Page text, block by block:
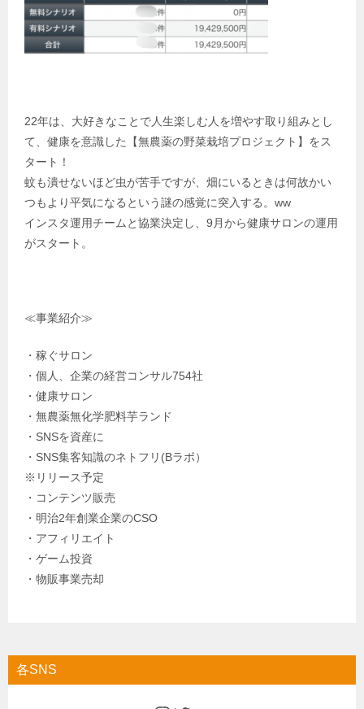
22年は、大好きなことで人生楽しむ人を増やす取り組みとし
て、健康を意識した【無農薬の野菜栽培プロジェクト】をス
タート！
蚊も潰せないほど虫が苦手ですが、畑にいるときは何故かい
つもより平気になるという謎の感覚に突入する。ww
インスタ運用チームと協業決定し、9月から健康サロンの運用
がスタート。
≪事業紹介≫
・稼ぐサロン
・個人、企業の経営コンサル754社
・健康サロン
・無農薬無化学肥料芋ランド
・SNSを資産に
・SNS集客知識のネトフリ(Bラボ）
※リリース予定
・コンテンツ販売
・明治2年創業企業のCSO
・アフィリエイト
・ゲーム投資
・物販事業売却
各SNS